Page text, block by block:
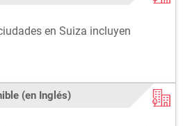
en Suiza incluyen
(en Inglés)